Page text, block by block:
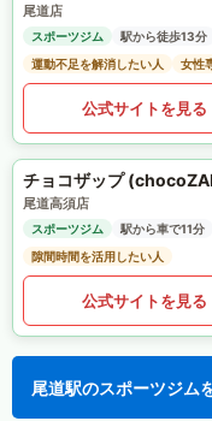
尾道店
スポーツジム
駅から徒歩13分
運動不足を解消したい人
女性
公式サイトを見る
チョコザップ
尾道高須店
スポーツジム
駅から車で11分
隙間時間を活用したい人
公式サイトを見る
尾道駅のスポーツジム